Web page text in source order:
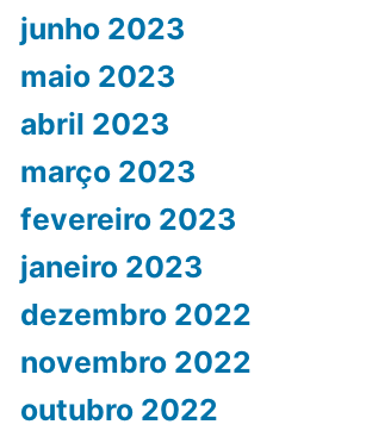
junho 2023
maio 2023
abril 2023
março 2023
fevereiro 2023
janeiro 2023
dezembro 2022
novembro 2022
outubro 2022